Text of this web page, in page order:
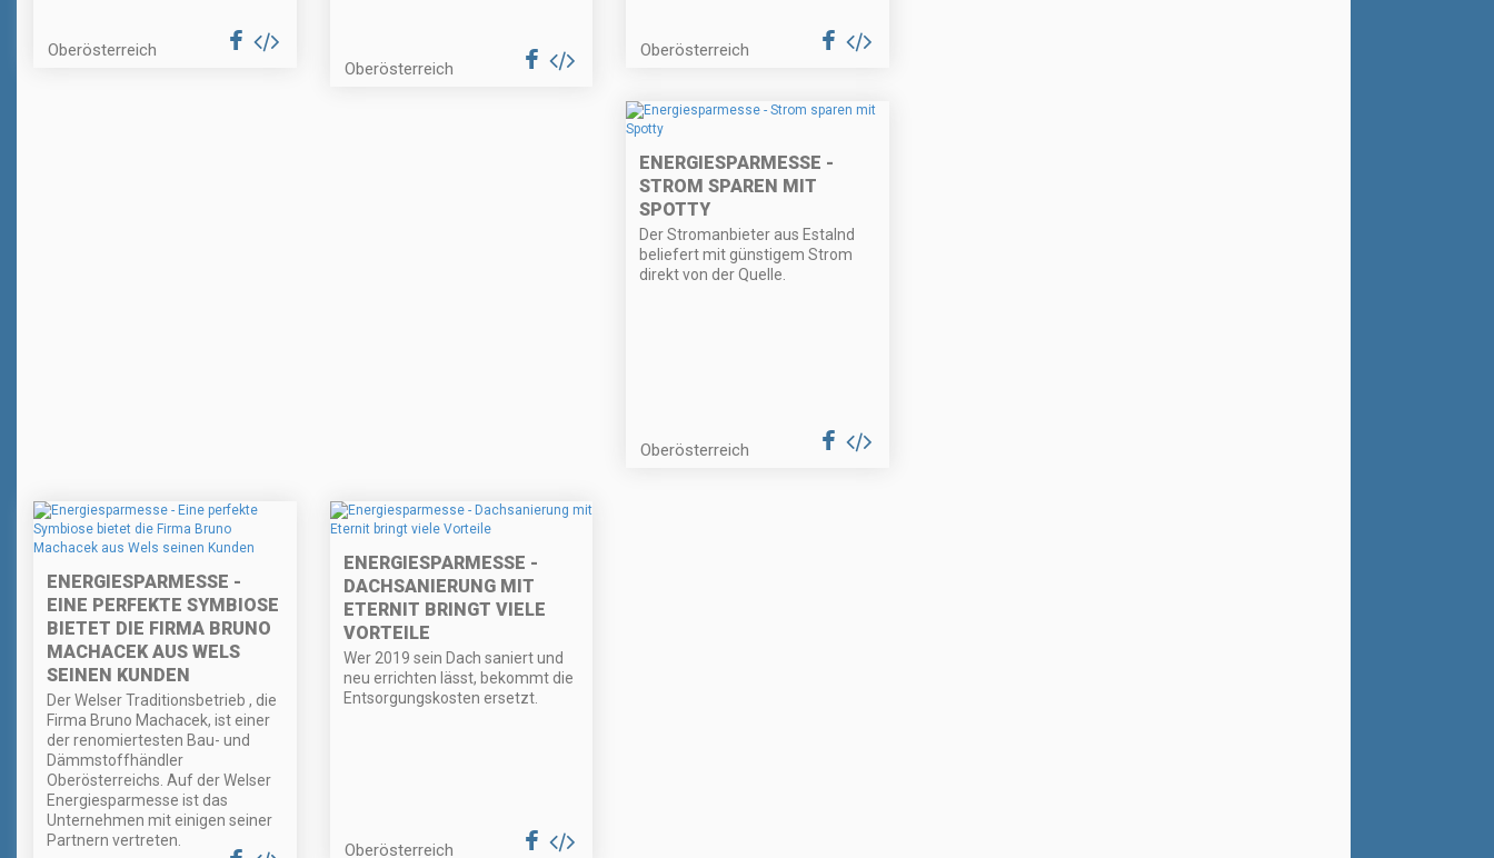
Oberösterreich
Oberösterreich
Oberösterreich
ENERGIESPARMESSE -
STROM SPAREN MIT
SPOTTY
Der Stromanbieter aus Estalnd
beliefert mit günstigem Strom
direkt von der Quelle.
Oberösterreich
ENERGIESPARMESSE -
EINE PERFEKTE SYMBIOSE
BIETET DIE FIRMA BRUNO
MACHACEK AUS WELS
SEINEN KUNDEN
Der Welser Traditionsbetrieb , die
Firma Bruno Machacek, ist einer
der renomiertesten Bau- und
Dämmstoffhändler
Oberösterreichs. Auf der Welser
Energiesparmesse ist das
Unternehmen mit einigen seiner
Partnern vertreten.
ENERGIESPARMESSE -
DACHSANIERUNG MIT
ETERNIT BRINGT VIELE
VORTEILE
Wer 2019 sein Dach saniert und
neu errichten lässt, bekommt die
Entsorgungskosten ersetzt.
Oberösterreich